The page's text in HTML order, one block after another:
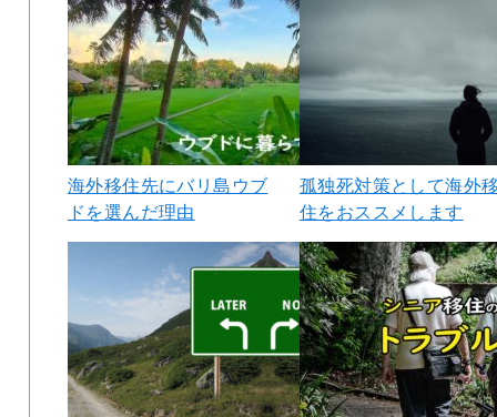
海外移住先にバリ島ウブ
ドを選んだ理由
孤独死対策として海外
住をおススメします